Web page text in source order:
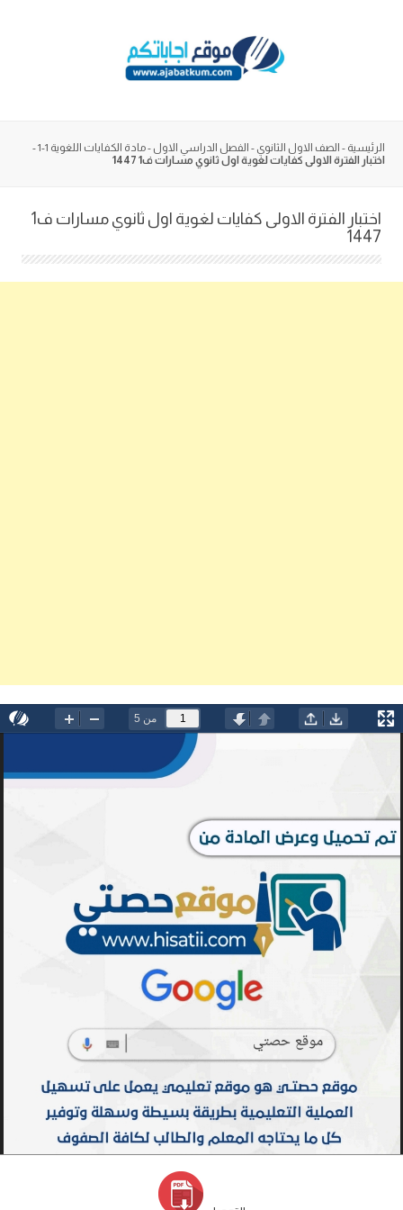
الرئيسية - الصف الاول الثانوي - الفصل الدراسي الاول -مادة الكفايات اللغوية 1-1
-
اختبار الفترة الاولى كفايات لغوية اول ثانوي مسارات ف1 1447
اختبار الفترة الاولى كفايات لغوية اول ثانوي مسارات ف1
1447